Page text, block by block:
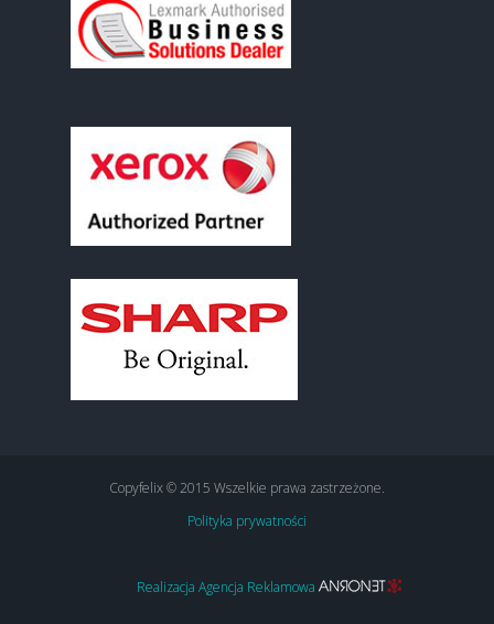
Copyfelix © 2015 Wszelkie prawa zastrzeżone.
Polityka prywatności
Realizacja Agencja Reklamowa